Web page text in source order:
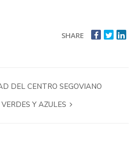
SHARE
DEL CENTRO SEGOVIANO
Y AZULES